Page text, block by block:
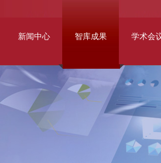
新闻中心 智库成果 学术会